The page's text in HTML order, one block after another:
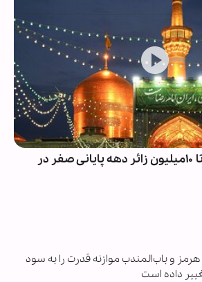
پیش بینی حضور ۷ تا ۱۰میلیون زائر دهه پایانی صفر در
هرمز و باب‌المندب موازنه قدرت را به سود
داده است